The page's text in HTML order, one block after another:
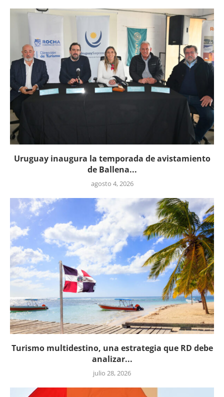
Uruguay inaugura la temporada de avistamiento
de Ballena...
agosto 4, 2026
Turismo multidestino, una estrategia que RD debe
analizar...
julio 28, 2026